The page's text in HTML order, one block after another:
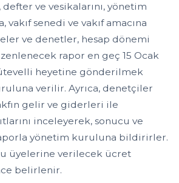
ve vesikalarını, yönetim
vakıf senedi ve vakıf amacına
ve denetler, hesap dönemi
rapor en geç 15 Ocak
heyetine gönderilmek
verilir. Ayrıca, denetçiler
gelir ve giderleri ile
inceleyerek, sonucu ve
yönetim kuruluna bildirirler.
üyelerine verilecek ücret
belirlenir.